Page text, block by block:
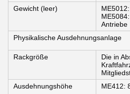
Gewicht (leer)
Antriebe
Physikalische Ausdehnungsanlage
Rackgröße
Die in
Ausdehnungshöhe
ME412: